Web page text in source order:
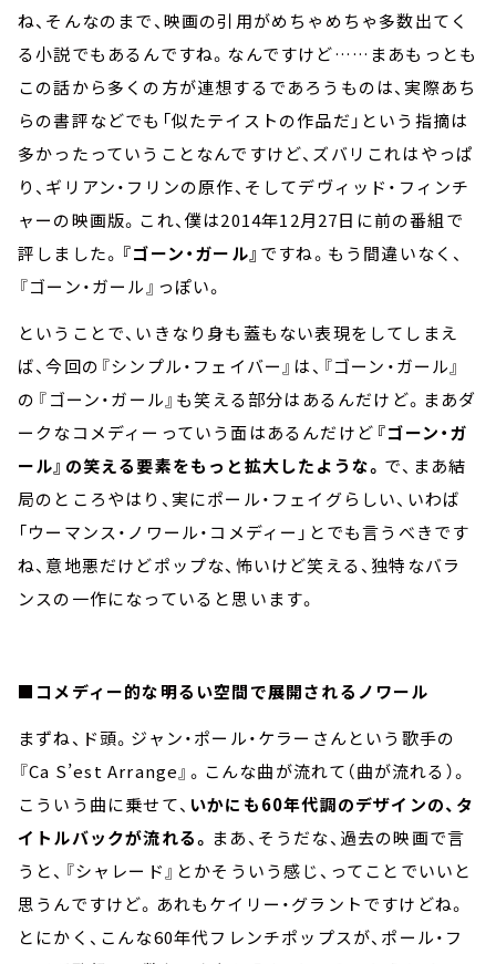
ね、そんなのまで、映画の引用がめちゃめちゃ多数出てく
る小説でもあるんですね。なんですけど……まあもっとも
この話から多くの方が連想するであろうものは、実際あち
らの書評などでも「似たテイストの作品だ」という指摘は
多かったっていうことなんですけど、ズバリこれはやっぱ
り、ギリアン・フリンの原作、そしてデヴィッド・フィンチ
ャーの映画版。これ、僕は2014年12月27日に前の番組で
評しました。 『ゴーン・ガール』 ですね。もう間違いなく、
『ゴーン・ガール』っぽい。
ということで、いきなり身も蓋もない表現をしてしまえ
ば、今回の『シンプル・フェイバー』は、『ゴーン・ガール』
の――『ゴーン・ガール』も笑える部分はあるんだけど。まあダ
ークなコメディーっていう面はあるんだけど―― 『ゴーン・ガ
ール』の笑える要素をもっと拡大したような。 で、まあ結
局のところやはり、実にポール・フェイグらしい、いわば
「ウーマンス・ノワール・コメディー」とでも言うべきです
ね、意地悪だけどポップな、怖いけど笑える、独特なバラ
ンスの一作になっていると思います。
■コメディー的な明るい空間で展開されるノワール
まずね、ド頭。ジャン・ポール・ケラーさんという歌手の
『Ca S’est Arrange』。こんな曲が流れて（曲が流れる）。
こういう曲に乗せて、 いかにも60年代調のデザインの、タ
イトルバックが流れる。 まあ、そうだな、過去の映画で言
うと、『シャレード』とかそういう感じ、ってことでいいと
思うんですけど。あれもケイリー・グラントですけどね。
とにかく、こんな60年代フレンチポップスが、ポール・フ